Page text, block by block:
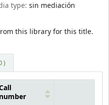
type:sin mediación
this library for this title.
)
number